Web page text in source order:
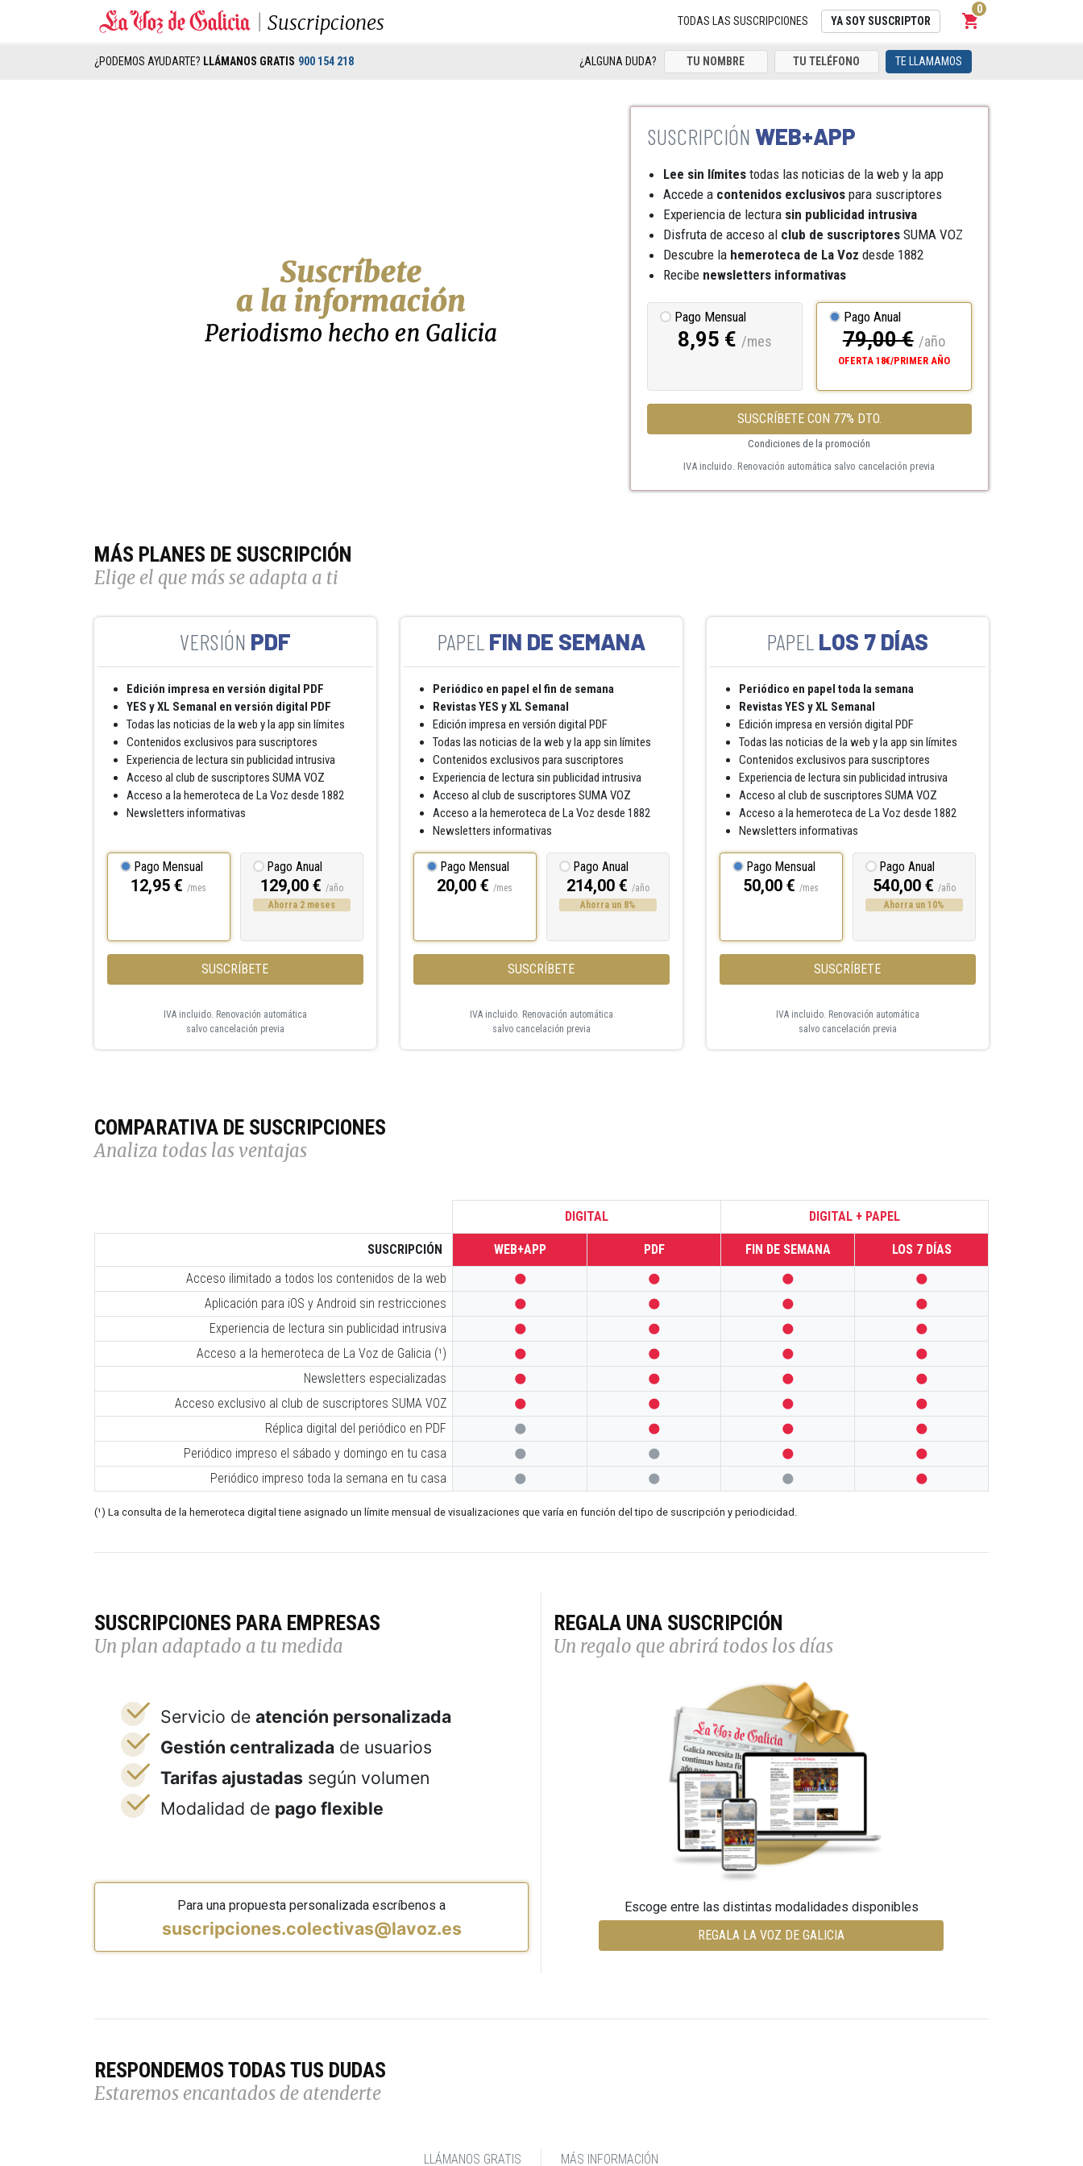
Suscripciones TODAS LAS SUSCRIPCIONES YA SOY SUSCRIPTOR shopping_cart
Carrito
0
¿PODEMOS AYUDARTE? LLÁMANOS GRATIS 900 154 218 ¿ALGUNA DUDA? TE LLAMAMOS
WEB+APP
Lee sin límitestodas las noticias de la web y la app
Accede acontenidos exclusivospara suscriptores
Experiencia de lecturasin publicidad intrusiva
Disfruta de acceso alclub de suscriptoresSUMA VOZ
Descubre lahemerotecade La Voz desde 1882
Recibe newsletters informativas
Pago Mensual
8,95 € /mes
Pago Anual
79,00 € /año
OFERTA 18€/PRIMER AÑO
SUSCRÍBETE CON 77% DTO.
Condiciones de la promoción
IVA incluido. Renovación automática salvo cancelación previa
MÁS PLANES DE SUSCRIPCIÓN
Elige el que más se adapta a ti
PDF
Edición impresa en versión digital PDF
YES y XL Semanal en versión digital PDF
Todas las noticias de la web y la app sin límites
Contenidos exclusivos para suscriptores
Experiencia de lectura sin publicidad intrusiva
Acceso al club de suscriptores SUMA VOZ
Acceso a la hemeroteca de La Voz desde 1882
Newsletters informativas
Pago Mensual
12,95 €/mes
Pago Anual
129,00 €/año
Ahorra 2 meses
SUSCRÍBETE
IVA incluido. Renovación automática
salvo cancelación previa
FIN DE SEMANA
Periódico en papel el fin de semana
Revistas YES y XL Semanal
Edición impresa en versión digital PDF
Todas las noticias de la web y la app sin límites
Contenidos exclusivos para suscriptores
Experiencia de lectura sin publicidad intrusiva
Acceso al club de suscriptores SUMA VOZ
Acceso a la hemeroteca de La Voz desde 1882
Newsletters informativas
Pago Mensual
20,00 €/mes
Pago Anual
214,00 €/año
Ahorra un 8%
SUSCRÍBETE
IVA incluido. Renovación automática
salvo cancelación previa
LOS 7 DÍAS
Periódico en papel toda la semana
Revistas YES y XL Semanal
Edición impresa en versión digital PDF
Todas las noticias de la web y la app sin límites
Contenidos exclusivos para suscriptores
Experiencia de lectura sin publicidad intrusiva
Acceso al club de suscriptores SUMA VOZ
Acceso a la hemeroteca de La Voz desde 1882
Newsletters informativas
Pago Mensual
50,00 €/mes
Pago Anual
540,00 €/año
Ahorra un 10%
SUSCRÍBETE
IVA incluido. Renovación automática
salvo cancelación previa
COMPARATIVA DE SUSCRIPCIONES
Analiza todas las ventajas
DIGITAL DIGITAL + PAPEL
SUSCRIPCIÓN WEB+APP PDF FIN DE SEMANA
LOS 7 DÍAS
Acceso ilimitado a todos los contenidos de la web
   
Aplicación para iOS y Android sin restricciones    
Experiencia de lectura sin publicidad intrusiva    
Acceso a la hemeroteca de La Voz de Galicia (¹)    
Newsletters especializadas    
Acceso exclusivo al club de suscriptores SUMA VOZ    
Réplica digital del periódico en PDF    
Periódico impreso el sábado y domingo en tu casa    
Periódico impreso toda la semana en tu casa    
(¹) La consulta de la hemeroteca digital tiene asignado un límite mensual de visualizaciones que varía en función del tipo de suscripción y periodicidad.
SUSCRIPCIONES PARA EMPRESAS
Un plan adaptado a tu medida
Servicio de atención personalizada
Gestión centralizada de usuarios
Tarifas ajustadas según volumen
Modalidad de pago flexible
Para una propuesta personalizada escríbenos a
suscripciones.colectivas@lavoz.es
REGALA UNA SUSCRIPCIÓN
Un regalo que abrirá todos los días
Escoge entre las distintas modalidades disponibles
REGALA LA VOZ DE GALICIA
RESPONDEMOS TODAS TUS DUDAS
Estaremos encantados de atenderte
LLÁMANOS GRATIS MÁS INFORMACIÓN